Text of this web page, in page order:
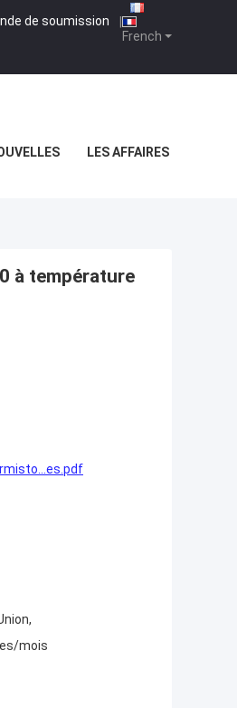
French
de soumission |
LES AFFAIRES
à température
mois